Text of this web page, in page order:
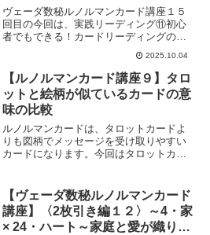
ングの基本
ヴェーダ数秘ルノルマンカード講座１５
回目の今回は、実践リーディング⑪初心
者でもできる！カードリーディングの基
本についてのお話をしていきます。2025.10.04
【ルノルマンカード講座９】タロ
ットと絵柄が似ているカードの意
味の比較
ルノルマンカードは、タロットカードよ
りも図柄でメッセージを受け取りやすい
カードになります。今回はタロットカー
目です。
【ヴェーダ数秘ルノルマンカード
講座】〈2枚引き編１２〉～4・家
× 24・ハート～家庭と愛が織りな